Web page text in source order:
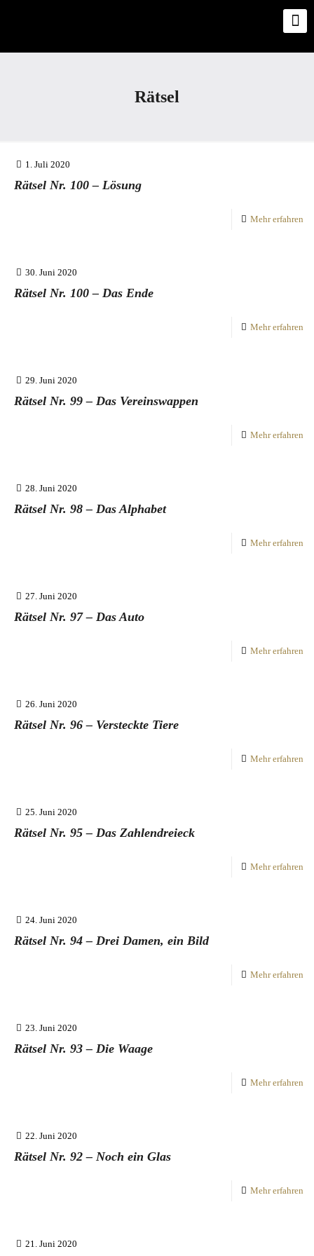
Rätsel
1. Juli 2020
Rätsel Nr. 100 – Lösung
Mehr erfahren
30. Juni 2020
Rätsel Nr. 100 – Das Ende
Mehr erfahren
29. Juni 2020
Rätsel Nr. 99 – Das Vereinswappen
Mehr erfahren
28. Juni 2020
Rätsel Nr. 98 – Das Alphabet
Mehr erfahren
27. Juni 2020
Rätsel Nr. 97 – Das Auto
Mehr erfahren
26. Juni 2020
Rätsel Nr. 96 – Versteckte Tiere
Mehr erfahren
25. Juni 2020
Rätsel Nr. 95 – Das Zahlendreieck
Mehr erfahren
24. Juni 2020
Rätsel Nr. 94 – Drei Damen, ein Bild
Mehr erfahren
23. Juni 2020
Rätsel Nr. 93 – Die Waage
Mehr erfahren
22. Juni 2020
Rätsel Nr. 92 – Noch ein Glas
Mehr erfahren
21. Juni 2020